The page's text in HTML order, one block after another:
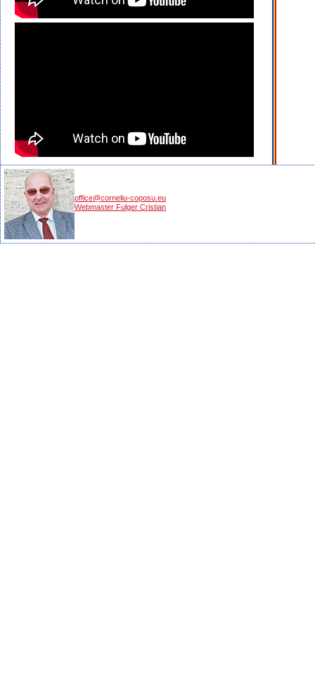
office@corneliu-coposu.eu
Webmaster Fulger Cristian